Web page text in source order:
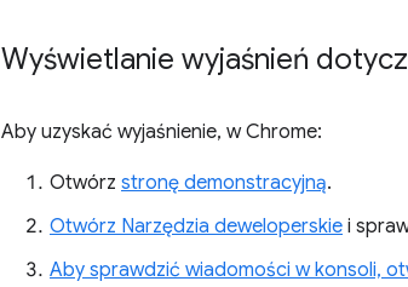
Wyświetlanie wyjaśnień
Aby uzyskać wyjaśnienie, w Chrome:
Otwórz stronę demonstracyjną.
Otwórz Narzędzia deweloperskie i
Aby sprawdzić wiadomości w konsoli,